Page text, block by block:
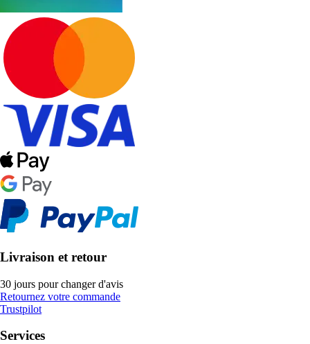
Livraison et retour
30 jours pour changer d'avis
Retournez votre commande
Trustpilot
Services